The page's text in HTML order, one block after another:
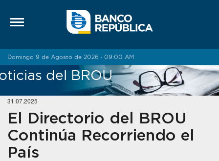
Domingo 9 de Agosto de 2026 · 09:00 AM
del BROU
31.07.2025
El Directorio del BROU
Continúa Recorriendo el
País